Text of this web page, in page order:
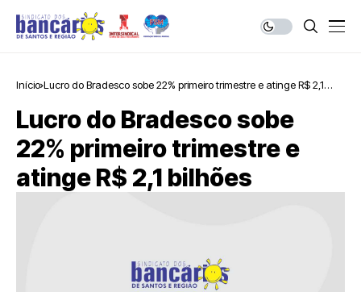
Início Lucro do Bradesco sobe 22% primeiro trimestre e atinge R$ 2,1
Lucro do Bradesco sobe
22% primeiro trimestre e
atinge R$ 2,1 bilhões